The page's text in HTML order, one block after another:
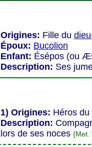
Origines: Fille du
Époux: Bucolion
Enfant: Ésépos (ou
Description: Ses
1) Origines: Héros
Description:
lors de ses noces {Met.